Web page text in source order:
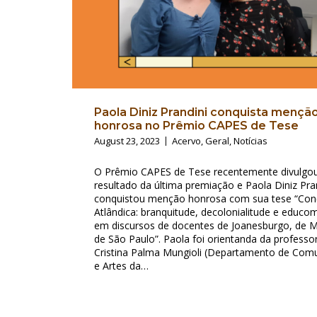
Paola Diniz Prandini conquista
honrosa no Prêmio CAPES de Tese
August 23, 2023 Acervo,Geral,Notícias
O Prêmio CAPES de Tese recentemente
resultado da última premiação e Paola Diniz
conquistou menção honrosa com sua tese
Atlândica: branquitude, decolonialitude e
em discursos de docentes de Joanesburgo, de
de São Paulo”. Paola foi orientanda da
Cristina Palma Mungioli (Departamento de
e Artes da…